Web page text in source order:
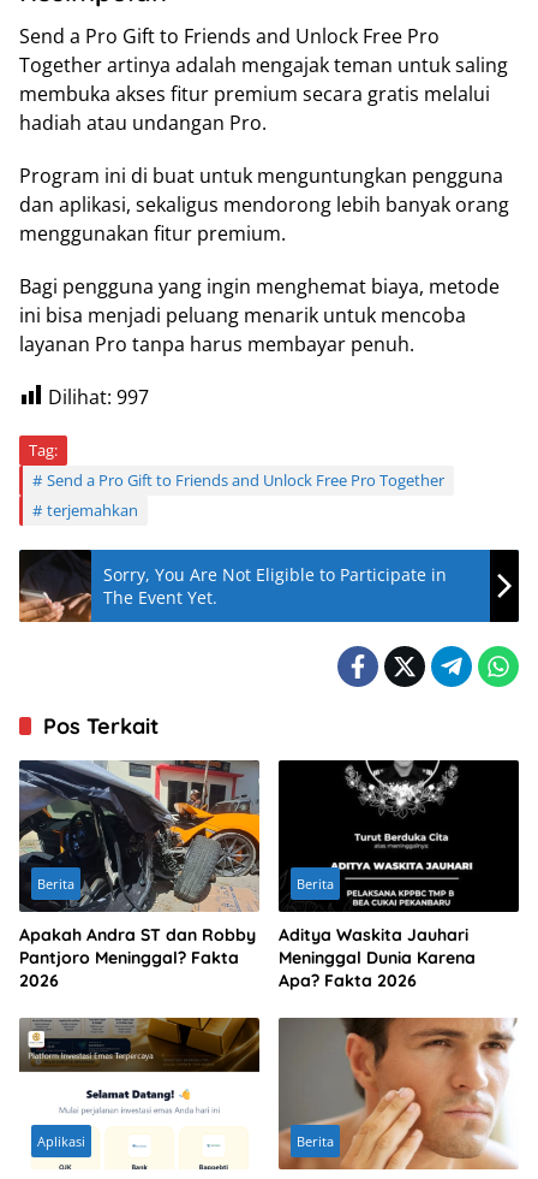
Send a Pro Gift to Friends and Unlock Free Pro
Together artinya adalah mengajak teman untuk saling
membuka akses fitur premium secara gratis melalui
hadiah atau undangan Pro.
Program ini di buat untuk menguntungkan pengguna
dan aplikasi, sekaligus mendorong lebih banyak orang
menggunakan fitur premium.
Bagi pengguna yang ingin menghemat biaya, metode
ini bisa menjadi peluang menarik untuk mencoba
layanan Pro tanpa harus membayar penuh.
Dilihat: 997
Tag:
Send a Pro Gift to Friends and Unlock Free Pro Together
terjemahkan
Sorry, You Are Not Eligible to Participate in
The Event Yet.
Pos Terkait
Berita
Apakah Andra ST dan Robby
Pantjoro Meninggal? Fakta
2026
Berita
Aditya Waskita Jauhari
Meninggal Dunia Karena
Apa? Fakta 2026
Aplikasi Berita